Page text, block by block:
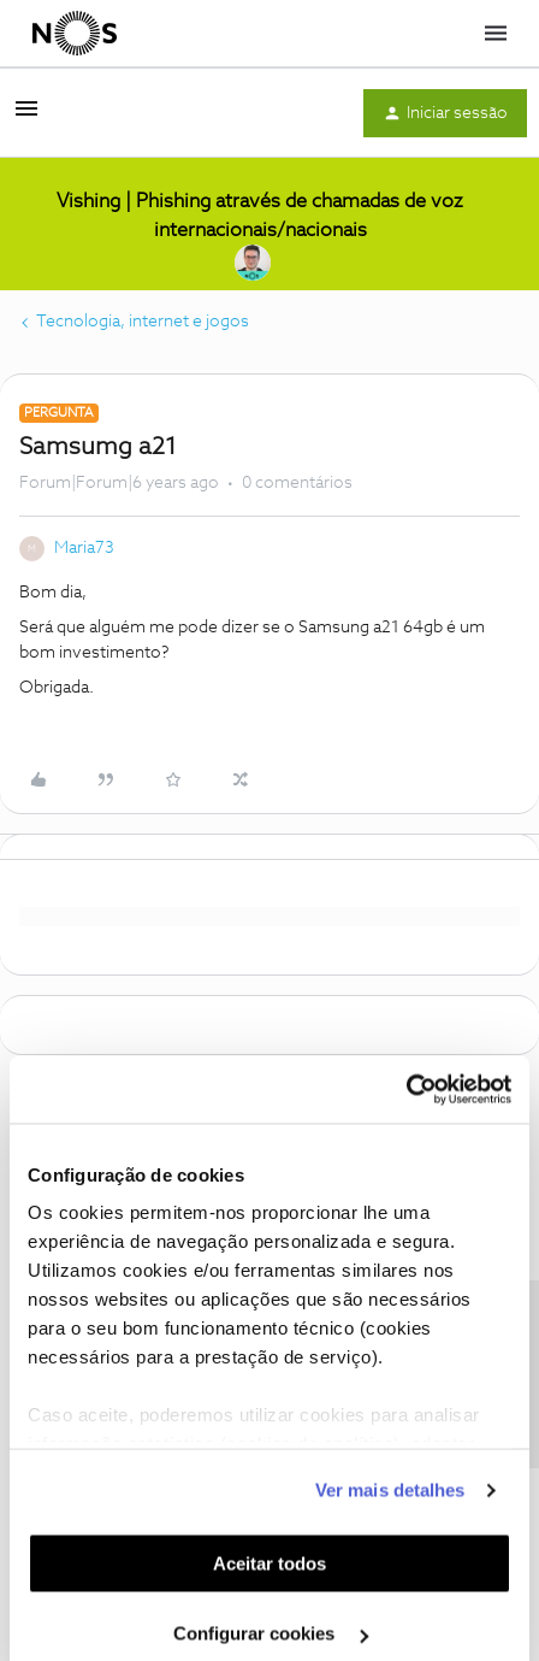
Configuração de cookies
Os cookies permitem-nos proporcionar lhe uma
experiência de navegação personalizada e segura.
Utilizamos cookies e/ou ferramentas similares nos
nossos websites ou aplicações que são necessários
para o seu bom funcionamento técnico (cookies
necessários para a prestação de serviço).
Caso aceite, poderemos utilizar cookies para analisar
funcionalidades (cookies de personalização e
funcionalidade) e adaptar anúncios aos seus interesses
(cookies de publicidade personalizada). Pode gerir a
utilização dos cookies clicando em "Configurar
Ver mais detalhes
Aceitar todos
Configurar cookies
Menu
Iniciar sessão
Vishing | Phishing através de chamadas de voz
internacionais/nacionais
Tecnologia, internet e jogos
PERGUNTA
Samsumg a21
Forum|Forum|6 years ago 0 comentários
M Maria73
Bom dia,
Será que alguém me pode dizer se o Samsung a21 64gb é um
bom investimento?
Obrigada.
A poupança que COMBINA
Oferta de 2 meses Uber One